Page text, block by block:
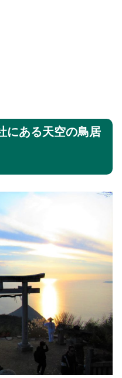
にある天空の鳥居